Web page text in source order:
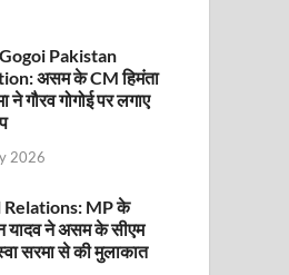
Pakistan
असम के CM हिमंता
ने गौरव गोगोई पर लगाए
2026
MP के
यादव ने असम के सीएम
सरमा से की मुलाकात